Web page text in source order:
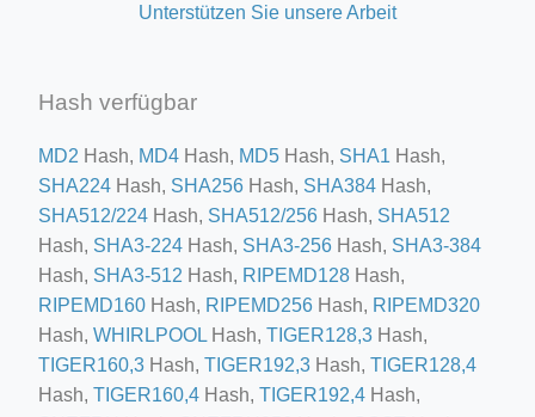
crew-neck-navy-blue/
Unterstützen Sie unsere Arbeit
Hash verfügbar
MD2 Hash, MD4 Hash, MD5 Hash, SHA1 Hash,
SHA224 Hash, SHA256 Hash, SHA384 Hash,
SHA512/224 Hash, SHA512/256 Hash, SHA512
Hash, SHA3-224 Hash, SHA3-256 Hash, SHA3-384
Hash, SHA3-512 Hash, RIPEMD128 Hash,
RIPEMD160 Hash, RIPEMD256 Hash, RIPEMD320
Hash, WHIRLPOOL Hash, TIGER128,3 Hash,
TIGER160,3 Hash, TIGER192,3 Hash, TIGER128,4
Hash, TIGER160,4 Hash, TIGER192,4 Hash,